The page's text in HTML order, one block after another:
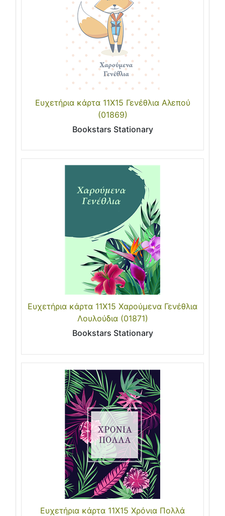
Ευχετήρια κάρτα 11Χ15 Γενέθλια Αλεπού
(01869)
Bookstars Stationary
Ευχετήρια κάρτα 11Χ15 Χαρούμενα Γενέθλια
Λουλούδια (01871)
Bookstars Stationary
Ευχετήρια κάρτα 11Χ15 Χρόνια Πολλά